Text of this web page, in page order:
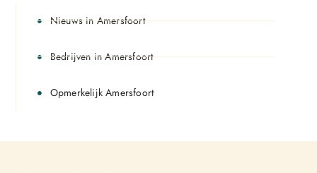
Nieuws in Amersfoort
Bedrijven in Amersfoort
Opmerkelijk Amersfoort